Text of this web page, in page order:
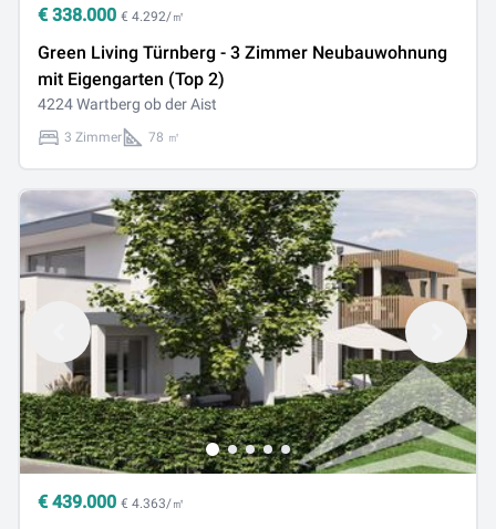
€ 338.000 € 4.292/㎡
Green Living Türnberg - 3 Zimmer Neubauwohnung
mit Eigengarten (Top 2)
4224 Wartberg ob der Aist
3 Zimmer 78 ㎡
€ 439.000 € 4.363/㎡